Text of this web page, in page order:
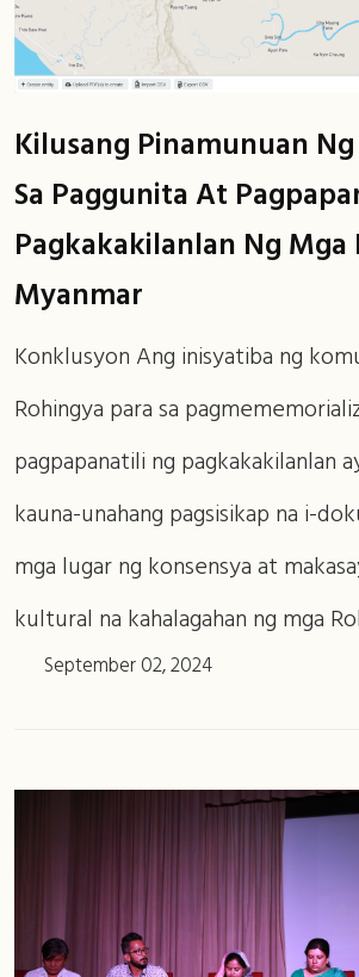
Kilusang Pinamunuan
Sa Paggunita At
Pagkakakilanlan Ng Mga
Myanmar
Konklusyon Ang inisyatiba ng
Rohingya para sa
pagpapanatili ng pagkakakilanlan
kauna-unahang pagsisikap na i-
mga lugar ng konsensya at
kultural na kahalagahan ng mga
September 02, 2024